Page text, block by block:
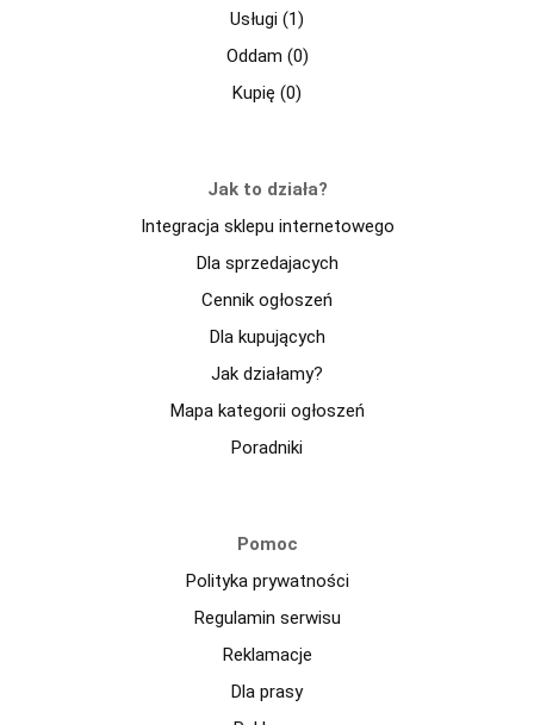
Usługi (1)
Oddam (0)
Kupię (0)
Jak to działa?
Integracja sklepu internetowego
Dla sprzedajacych
Cennik ogłoszeń
Dla kupujących
Jak działamy?
Mapa kategorii ogłoszeń
Poradniki
Pomoc
Polityka prywatności
Regulamin serwisu
Reklamacje
Dla prasy